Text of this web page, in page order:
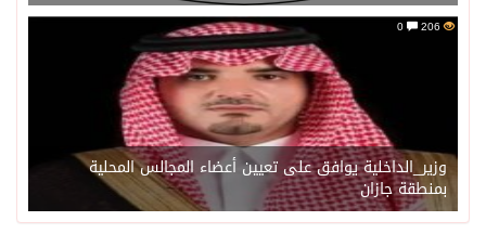
206
وزير_الداخلية يوافق على تعيين أعضاء المجالس المحلية
بمنطقة جازان